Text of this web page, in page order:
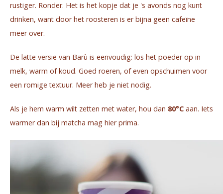
rustiger. Ronder. Het is het kopje dat je 's avonds nog kunt
drinken, want door het roosteren is er bijna geen cafeïne
meer over.
De latte versie van Barù is eenvoudig: los het poeder op in
melk, warm of koud. Goed roeren, of even opschuimen voor
een romige textuur. Meer heb je niet nodig.
Als je hem warm wilt zetten met water, hou dan 80°C aan. Iets
warmer dan bij matcha mag hier prima.